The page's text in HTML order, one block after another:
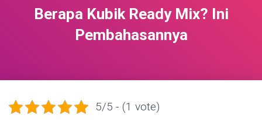
Berapa Kubik Ready Mix? Ini
Pembahasannya
5/5 - (1 vote)